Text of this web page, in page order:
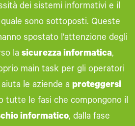
dei sistemi informativi e il
sono sottoposti. Queste
spostato l'attenzione degli
la sicurezza informatica,
main task per gli operatori
le aziende a proteggersi
tutte le fasi che compongono il
informatico, dalla fase